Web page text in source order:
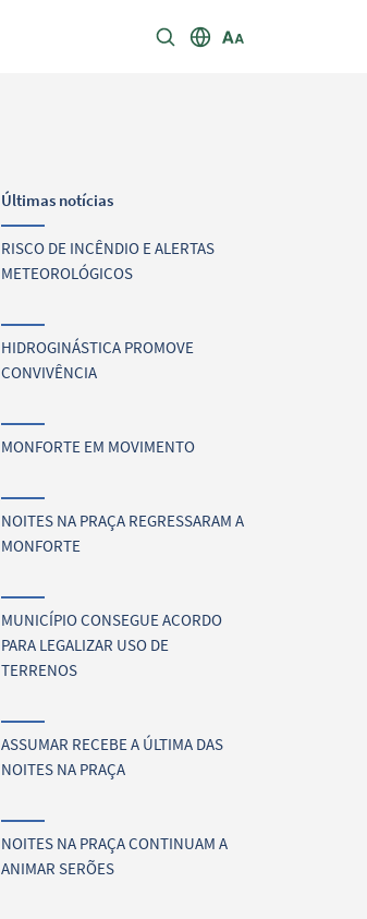
Últimas notícias
RISCO DE INCÊNDIO E ALERTAS
METEOROLÓGICOS
HIDROGINÁSTICA PROMOVE
CONVIVÊNCIA
MONFORTE EM MOVIMENTO
NOITES NA PRAÇA REGRESSARAM A
MONFORTE
MUNICÍPIO CONSEGUE ACORDO
PARA LEGALIZAR USO DE
TERRENOS
ASSUMAR RECEBE A ÚLTIMA DAS
NOITES NA PRAÇA
NOITES NA PRAÇA CONTINUAM A
ANIMAR SERÕES